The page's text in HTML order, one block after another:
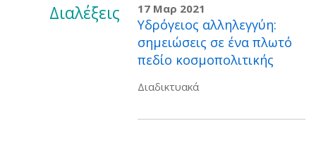
Διαλέξεις 17 Μαρ 2021
Υδρόγειος αλληλεγγύη:
σημειώσεις σε ένα πλωτό
πεδίο κοσμοπολιτικής
Διαδικτυακά